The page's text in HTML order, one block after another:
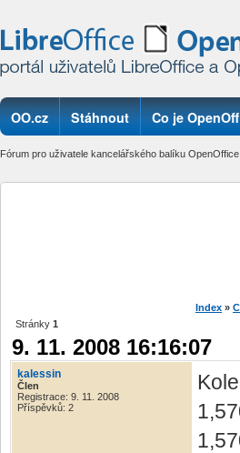
OO.cz Stáhnout Co je
Fórum pro uživatele kancelářského balíku
Index »
Stránky 1
9. 11. 2008 16:16:07
kalessin
Člen
Registrace: 9. 11. 2008
Příspěvků: 2